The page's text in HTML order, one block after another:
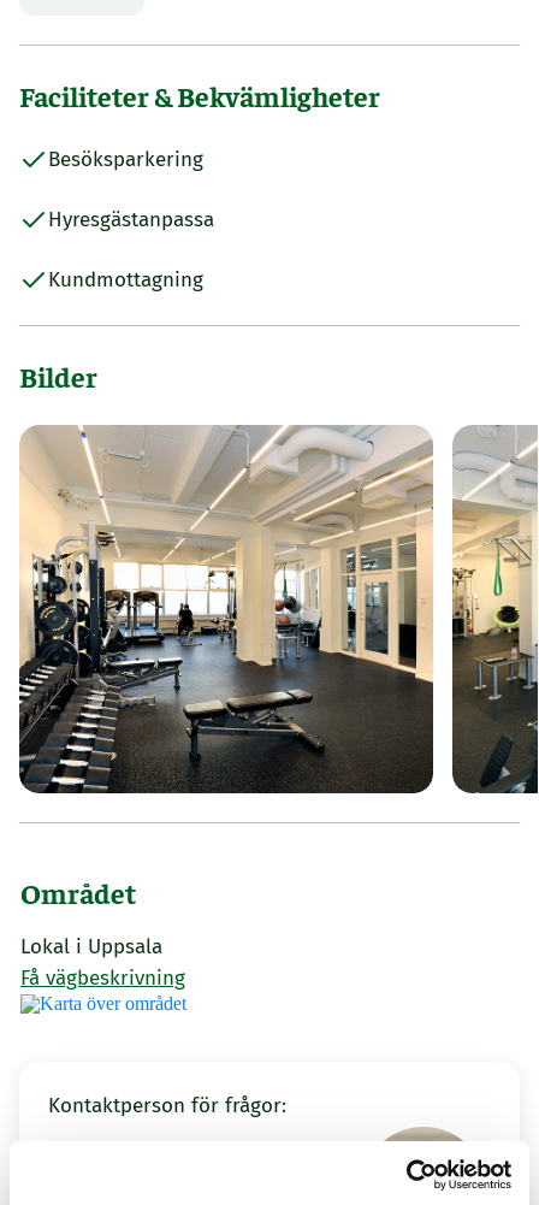
Faciliteter & Bekvämligheter
Besöksparkering
Hyresgästanpassa
Kundmottagning
Bilder
Området
Lokal i Uppsala
Få vägbeskrivning
Kontaktperson för frågor: